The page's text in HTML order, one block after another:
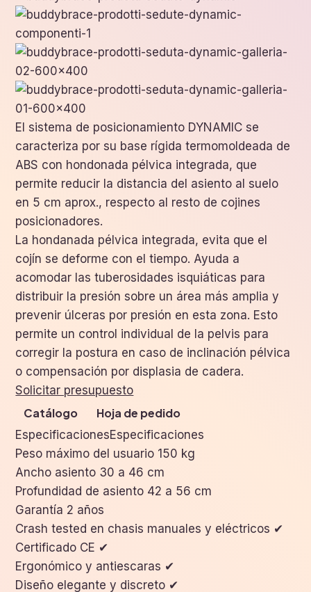
El sistema de posicionamiento DYNAMIC se
caracteriza por su base rígida termomoldeada de
ABS con hondonada pélvica integrada, que
permite reducir la distancia del asiento al suelo
en 5 cm aprox., respecto al resto de cojines
posicionadores.
La hondanada pélvica integrada, evita que el
cojín se deforme con el tiempo. Ayuda a
acomodar las tuberosidades isquiáticas para
distribuir la presión sobre un área más amplia y
prevenir úlceras por presión en esta zona. Esto
permite un control individual de la pelvis para
corregir la postura en caso de inclinación pélvica
o compensación por displasia de cadera.
Solicitar presupuesto
Catálogo Hoja de pedido
EspecificacionesEspecificaciones
Peso máximo del usuario 150 kg
Ancho asiento 30 a 46 cm
Profundidad de asiento 42 a 56 cm
Garantía 2 años
Crash tested en chasis manuales y eléctricos ✔
Certificado CE ✔
Ergonómico y antiescaras ✔
Diseño elegante y discreto ✔